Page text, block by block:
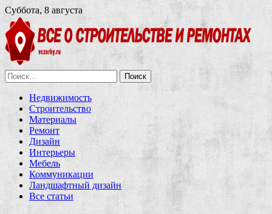
Суббота, 8 августа
Найти:
Недвижимость
Строительство
Материалы
Ремонт
Дизайн
Интерьеры
Мебель
Коммуникации
Ландшафтный дизайн
Все статьи